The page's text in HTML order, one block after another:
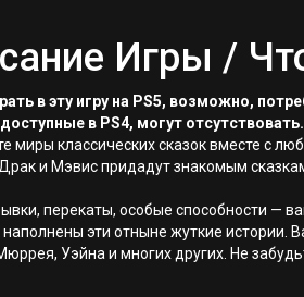
Игры /
в эту игру на PS5, возможно,
в PS4, могут
миры классических сказок вместе с
Драк и Мэвис придадут знакомым
перекаты, особые способности —
эти отныне жуткие
Уэйна и многих других. Не